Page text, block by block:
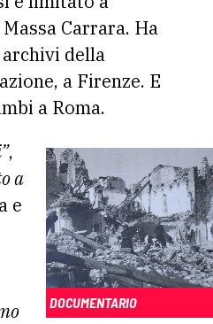
Carrara. Ha
della
a Firenze. E
a Roma.
DOCUMENTARIO
,
a
e